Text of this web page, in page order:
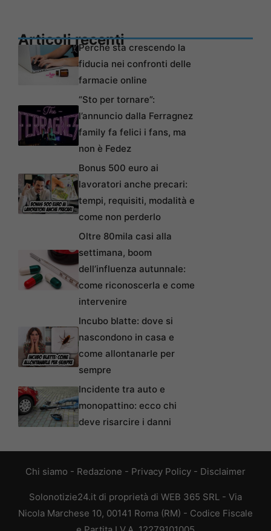
Articoli recentiPerché sta crescendo la
fiducia nei confronti delle
farmacie online
“Sto per tornare”:
l’annuncio dalla Ferragnez
family fa felici i fans, ma
non è Fedez
Bonus 500 euro ai
lavoratori anche precari:
tempi, requisiti, modalità e
come non perderlo
Oltre 80mila casi alla
settimana, boom
dell’influenza autunnale:
come riconoscerla e come
intervenire
Incubo blatte: dove si
nascondono in casa e
come allontanarle per
sempre
Incidente tra auto e
monopattino: ecco chi
deve risarcire i danni
Chi siamo - Redazione - Privacy Policy - Disclaimer
Solonotizie24.it di proprietà di WEB 365 SRL - Via
Nicola Marchese 10, 00141 Roma (RM) - Codice Fiscale